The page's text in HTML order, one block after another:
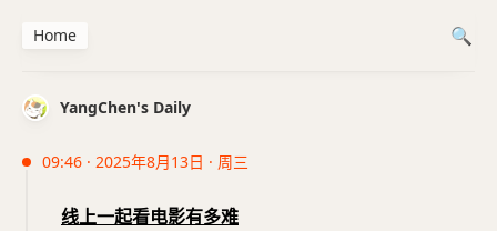
YangChen's Daily
09:46 · 2025年8月13日 · 周三
线上一起看电影有多难
Home